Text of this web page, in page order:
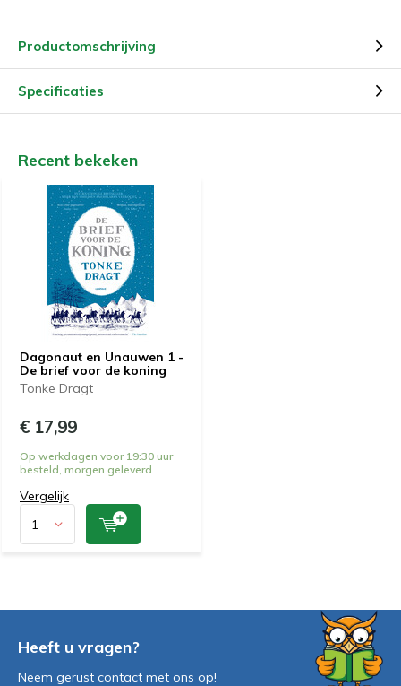
Productomschrijving
Specificaties
Recent bekeken
Dagonaut en Unauwen 1 -
De brief voor de koning
Tonke Dragt
€ 17,99
Op werkdagen voor 19:30 uur
besteld, morgen geleverd
Vergelijk
Heeft u vragen?
Neem gerust contact met ons op!